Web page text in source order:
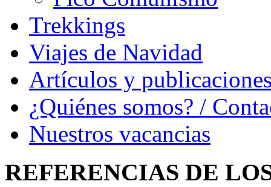
Trekkings
Viajes de Navidad
Artículos y
¿Quiénes somos? /
Nuestros vacancias
REFERENCIAS DE